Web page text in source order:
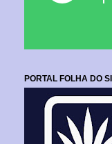
PORTAL FOLHA DO